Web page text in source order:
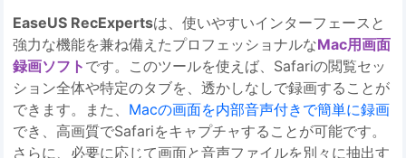
EaseUS RecExpertsは、使いやすいインターフェースと
強力な機能を兼ね備えたプロフェッショナルなMac用画面
録画ソフト です。このツールを使えば、Safariの閲覧セッ
ション全体や特定のタブを、透かしなしで録画することが
できます。また、 Macの画面を内部音声付きで簡単に録画
でき、高画質でSafariをキャプチャすることが可能です。
さらに、必要に応じて画面と音声ファイルを別々に抽出す